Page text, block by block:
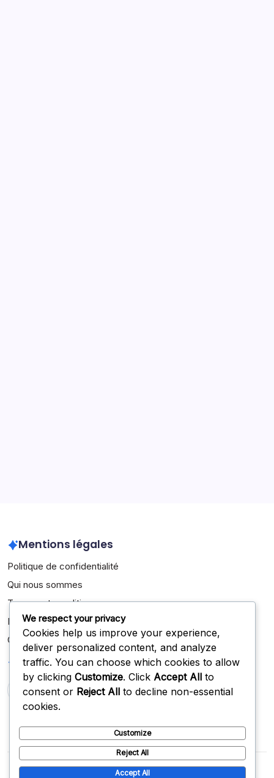
Mentions légales
Politique de confidentialité
Qui nous sommes
Termes et conditions
Entrer en contact
Cookies et suivi
Recherche
jobbik.net. All rights reserved. Blogsy
We respect your privacy
Cookies help us improve your experience,
deliver personalized content, and analyze
traffic. You can choose which cookies to allow
by clicking Customize. Click Accept All to
consent or Reject All to decline non-essential
cookies.
Customize
Reject All
Accept All